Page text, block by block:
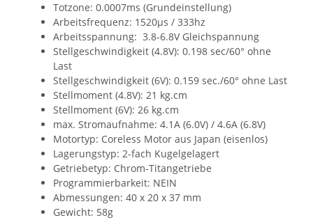
Totzone: 0.0007ms (Grundeinstellung)
Arbeitsfrequenz: 1520µs / 333hz
Arbeitsspannung: 3.8-6.8V Gleichspannung
Stellgeschwindigkeit (4.8V): 0.198 sec/60° ohne
Last
Stellgeschwindigkeit (6V): 0.159 sec./60° ohne Last
Stellmoment (4.8V): 21 kg.cm
Stellmoment (6V): 26 kg.cm
max. Stromaufnahme: 4.1A (6.0V) / 4.6A (6.8V)
Motortyp: Coreless Motor aus Japan (eisenlos)
Lagerungstyp: 2-fach Kugelgelagert
Getriebetyp: Chrom-Titangetriebe
Programmierbarkeit: NEIN
Abmessungen: 40 x 20 x 37 mm
Gewicht: 58g